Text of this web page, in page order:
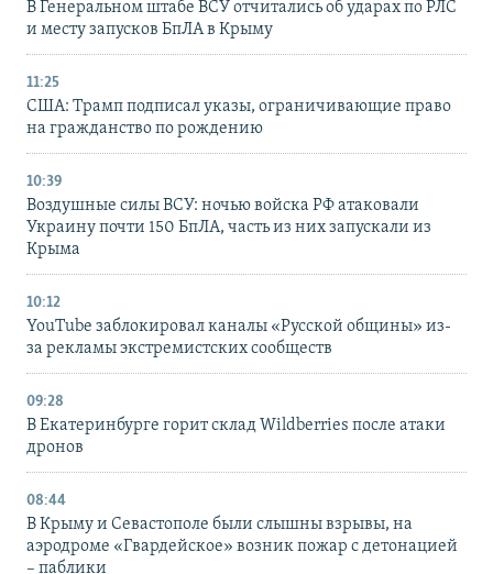
В Генеральном штабе ВСУ отчитались об ударах по РЛС
и месту запусков БпЛА в Крыму
11:25
США: Трамп подписал указы, ограничивающие право
на гражданство по рождению
10:39
Воздушные силы ВСУ: ночью войска РФ атаковали
Украину почти 150 БпЛА, часть из них запускали из
Крыма
10:12
YouTube заблокировал каналы «Русской общины» из-
за рекламы экстремистских сообществ
09:28
В Екатеринбурге горит склад Wildberries после атаки
дронов
08:44
В Крыму и Севастополе были слышны взрывы, на
аэродроме «Гвардейское» возник пожар с детонацией
– паблики